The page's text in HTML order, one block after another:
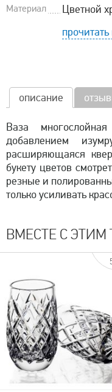
Материал
Цветной
описание
Ваза
добавлением
расширяющаяся
букету цветов
резные и
только усиливать
ВМЕСТЕ С